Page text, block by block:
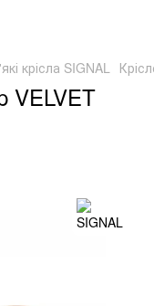
крісла SIGNAL
VELVET